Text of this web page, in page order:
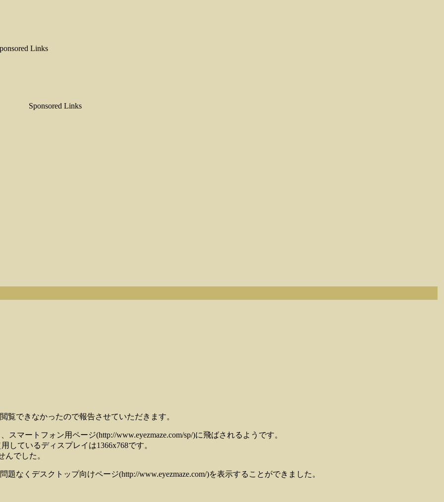
Links
Sponsored Links
覧できなかったので報告させていただきます。
スマートフォン用ページ(http://www.eyezmaze.com/sp/)に飛ばされるようです。
しているディスプレイは1366x768です。
んでした。
なくデスクトップ向けページ(http://www.eyezmaze.com/)を表示することができました。